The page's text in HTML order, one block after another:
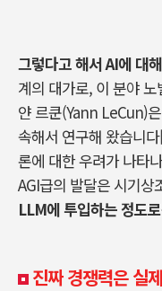
그렇다고 해서AI에 대
계의 대가로, 이 분야
얀 르쿤(Yann LeCun)은
속해서 연구해 왔습니
론에 대한 우려가 나타
AGI급의 발달은 시기상
LLM에 투입하는 정도
진짜 경쟁력은 실